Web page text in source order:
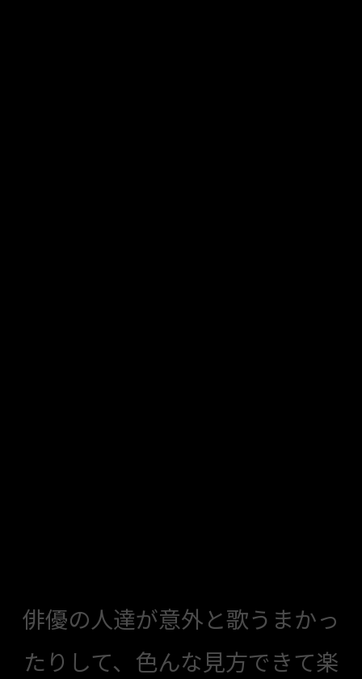
俳優の人達が意外と歌うまかっ
たりして、色んな見方できて楽